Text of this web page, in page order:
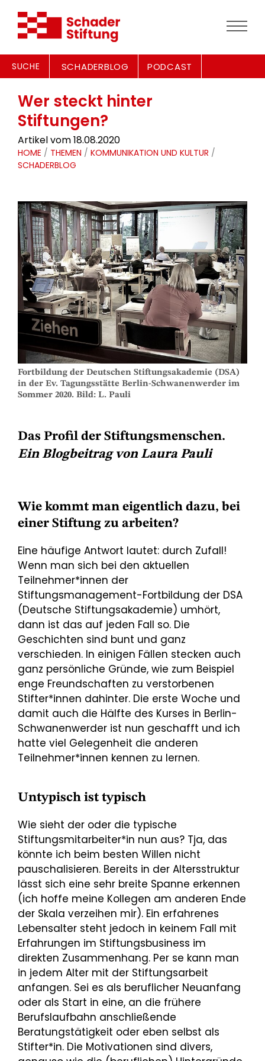
SUCHE SCHADERBLOG PODCAST
Wer steckt hinter
Stiftungen?
Artikel vom 18.08.2020
HOME / THEMEN / KOMMUNIKATION UND KULTUR /
SCHADERBLOG
Fortbildung der Deutschen Stiftungsakademie (DSA)
in der Ev. Tagungsstätte Berlin-Schwanenwerder im
Sommer 2020. Bild: L. Pauli
Das Profil der Stiftungsmenschen.
Ein Blogbeitrag von Laura Pauli
Wie kommt man eigentlich dazu, bei
einer Stiftung zu arbeiten?
Eine häufige Antwort lautet: durch Zufall!
Wenn man sich bei den aktuellen
Teilnehmer*innen der
Stiftungsmanagement-Fortbildung der DSA
(Deutsche Stiftungsakademie) umhört,
dann ist das auf jeden Fall so. Die
Geschichten sind bunt und ganz
verschieden. In einigen Fällen stecken auch
ganz persönliche Gründe, wie zum Beispiel
enge Freundschaften zu verstorbenen
Stifter*innen dahinter. Die erste Woche und
damit auch die Hälfte des Kurses in Berlin-
Schwanenwerder ist nun geschafft und ich
hatte viel Gelegenheit die anderen
Teilnehmer*innen kennen zu lernen.
Untypisch ist typisch
Wie sieht der oder die typische
Stiftungsmitarbeiter*in nun aus? Tja, das
könnte ich beim besten Willen nicht
pauschalisieren. Bereits in der Altersstruktur
lässt sich eine sehr breite Spanne erkennen
(ich hoffe meine Kollegen am anderen Ende
der Skala verzeihen mir). Ein erfahrenes
Lebensalter steht jedoch in keinem Fall mit
Erfahrungen im Stiftungsbusiness im
direkten Zusammenhang. Per se kann man
in jedem Alter mit der Stiftungsarbeit
anfangen. Sei es als beruflicher Neuanfang
oder als Start in eine, an die frühere
Berufslaufbahn anschließende
Beratungstätigkeit oder eben selbst als
Stifter*in. Die Motivationen sind divers,